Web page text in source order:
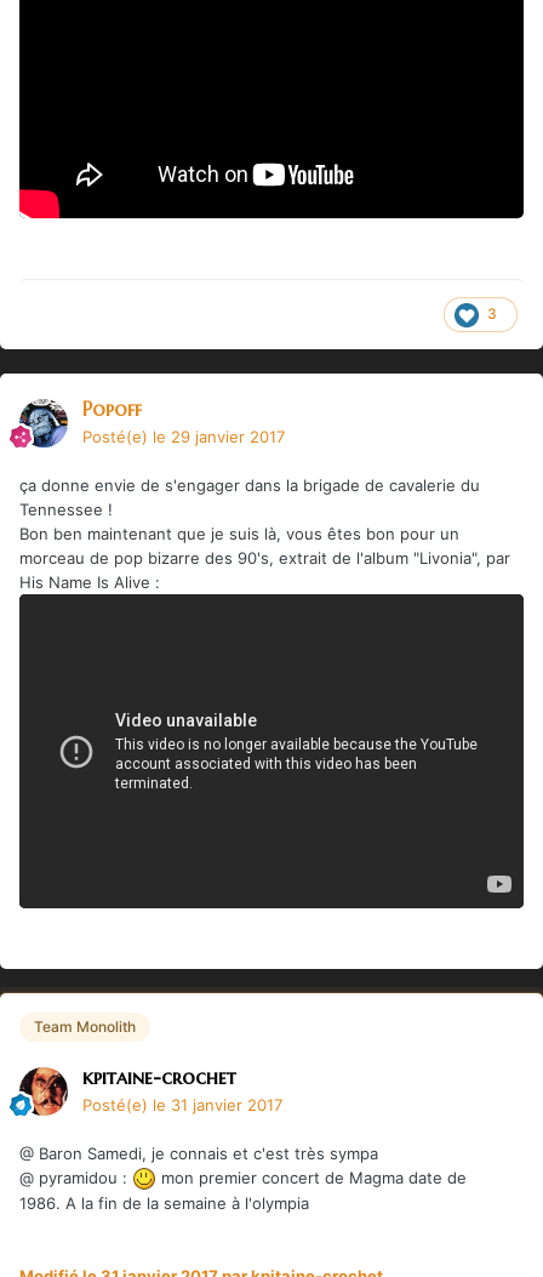
3
Popoff
Posté(e) le 29 janvier 2017
ça donne envie de s'engager dans la brigade de cavalerie du
Tennessee !
Bon ben maintenant que je suis là, vous êtes bon pour un
morceau de pop bizarre des 90's, extrait de l'album "Livonia", par
His Name Is Alive :
Team Monolith
kpitaine-crochet
Posté(e) le 31 janvier 2017
@ Baron Samedi, je connais et c'est très sympa
@ pyramidou :
mon premier concert de Magma date de
1986. A la fin de la semaine à l'olympia